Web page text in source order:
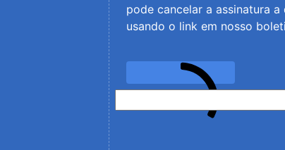
pode cancelar a assinatura
usando o link em nosso
SE